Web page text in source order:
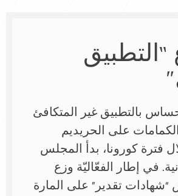
بالتطبيق غير المتكافئ
على الحريديم
فترة كورونا، بدأ المجلس
في إطار الفعّاليّة وزع
تقدير” على المارة